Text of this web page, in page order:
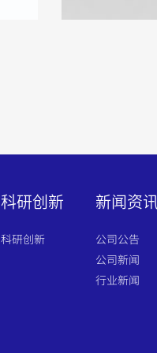
科研创新
科研创新
新闻资讯
公司公告
公司新闻
行业新闻